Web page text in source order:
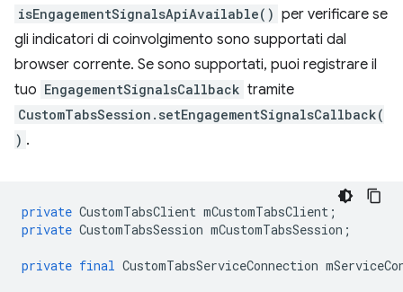
isEngagementSignalsApiAvailable() per verificare se
gli indicatori di coinvolgimento sono supportati dal
browser corrente. Se sono supportati, puoi registrare il
tuo EngagementSignalsCallback tramite
CustomTabsSession.setEngagementSignalsCallback(
) .
private CustomTabsClient mCustomTabsClient ;
private CustomTabsSession mCustomTabsSession ;
private final CustomTabsServiceConnection